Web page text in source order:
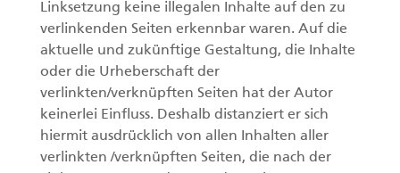
Linksetzung keine illegalen Inhalte auf den zu
verlinkenden Seiten erkennbar waren. Auf die
aktuelle und zukünftige Gestaltung, die Inhalte
oder die Urheberschaft der
verlinkten/verknüpften Seiten hat der Autor
keinerlei Einfluss. Deshalb distanziert er sich
hiermit ausdrücklich von allen Inhalten aller
verlinkten /verknüpften Seiten, die nach der